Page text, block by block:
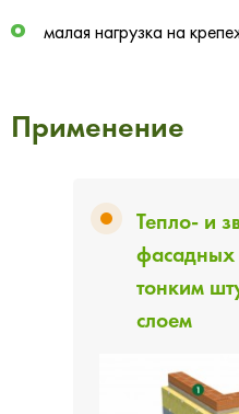
малая нагрузка на
Применение
Тепло- и
фасадных
тонким
слоем